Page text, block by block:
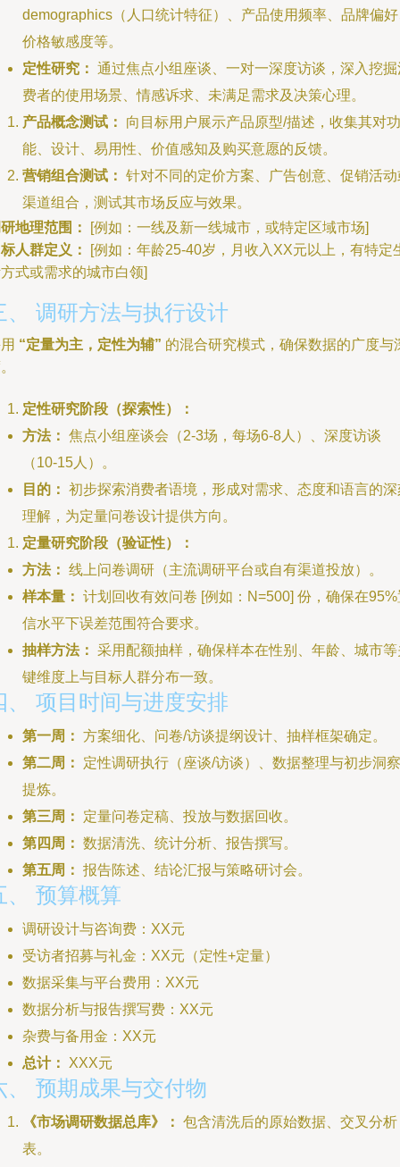
demographics（人口统计特征）、产品使用频率、品牌偏
价格敏感度等。
定性研究： 通过焦点小组座谈、一对一深度访谈，深入挖掘
费者的使用场景、情感诉求、未满足需求及决策心理。
产品概念测试：
向目标用户展示产品原型/描述，收集其对功
能、设计、易用性、价值感知及购买意愿的反馈。
营销组合测试： 针对不同的定价方案、广告创意、促销活动
渠道组合，测试其市场反应与效果。
地理范围：
[例如：一线及新一线城市，或特定区域市场]
人群定义：
[例如：年龄25-40岁，月收入XX元以上，有特定
式或需求的城市白领]
、 调研方法与执行设计
“定量为主，定性为辅” 的混合研究模式，确保数据的广度与
定性研究阶段（探索性）：
方法： 焦点小组座谈会（2-3场，每场6-8人）、深度访谈
（10-15人）。
目的： 初步探索消费者语境，形成对需求、态度和语言的深
理解，为定量问卷设计提供方向。
定量研究阶段（验证性）：
方法： 线上问卷调研（主流调研平台或自有渠道投放）。
样本量： 计划回收有效问卷 [例如：N=500] 份，确保在95%
信水平下误差范围符合要求。
抽样方法： 采用配额抽样，确保样本在性别、年龄、城市等
键维度上与目标人群分布一致。
、 项目时间与进度安排
第一周： 方案细化、问卷/访谈提纲设计、抽样框架确定。
第二周：
定性调研执行（座谈/访谈）、数据整理与初步洞察
提炼。
第三周：
定量问卷定稿、投放与数据回收。
第四周： 数据清洗、统计分析、报告撰写。
第五周： 报告陈述、结论汇报与策略研讨会。
、 预算概算
调研设计与咨询费：XX元
受访者招募与礼金：XX元（定性+定量）
数据采集与平台费用：XX元
数据分析与报告撰写费：XX元
杂费与备用金：XX元
总计：
XXX元
、 预期成果与交付物
《市场调研数据总库》： 包含清洗后的原始数据、交叉分析
表。